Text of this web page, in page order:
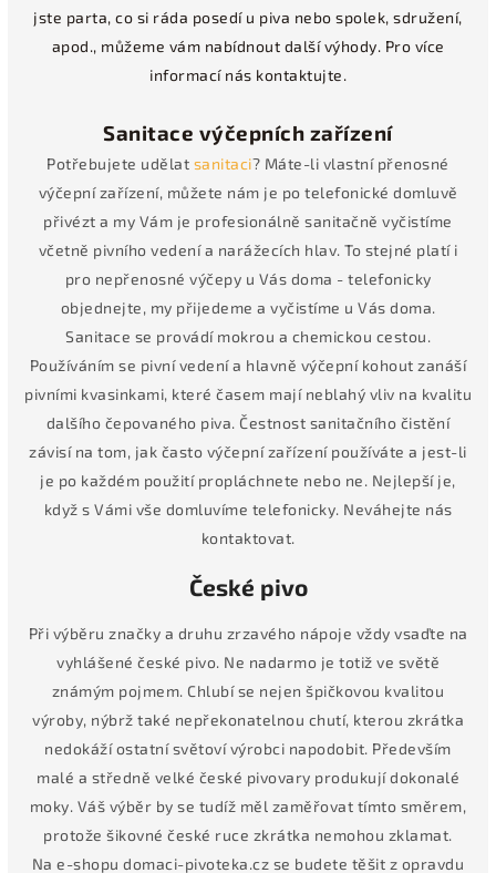
jste parta, co si ráda posedí u piva nebo spolek, sdružení,
apod., můžeme vám nabídnout další výhody. Pro více
informací nás kontaktujte.
Sanitace výčepních zařízení
Potřebujete udělat sanitaci? Máte-li vlastní přenosné
výčepní zařízení, můžete nám je po telefonické domluvě
přivézt a my Vám je profesionálně sanitačně vyčistíme
včetně pivního vedení a narážecích hlav. To stejné platí i
pro nepřenosné výčepy u Vás doma - telefonicky
objednejte, my přijedeme a vyčistíme u Vás doma.
Sanitace se provádí mokrou a chemickou cestou.
Používáním se pivní vedení a hlavně výčepní kohout zanáší
pivními kvasinkami, které časem mají neblahý vliv na kvalitu
dalšího čepovaného piva. Čestnost sanitačního čistění
závisí na tom, jak často výčepní zařízení používáte a jest-li
je po každém použití propláchnete nebo ne. Nejlepší je,
když s Vámi vše domluvíme telefonicky. Neváhejte nás
kontaktovat.
České pivo
Při výběru značky a druhu zrzavého nápoje vždy vsaďte na
vyhlášené české pivo. Ne nadarmo je totiž ve světě
známým pojmem. Chlubí se nejen špičkovou kvalitou
výroby, nýbrž také nepřekonatelnou chutí, kterou zkrátka
nedokáží ostatní světoví výrobci napodobit. Především
malé a středně velké české pivovary produkují dokonalé
moky. Váš výběr by se tudíž měl zaměřovat tímto směrem,
protože šikovné české ruce zkrátka nemohou zklamat.
Na e-shopu domaci-pivoteka.cz se budete těšit z opravdu